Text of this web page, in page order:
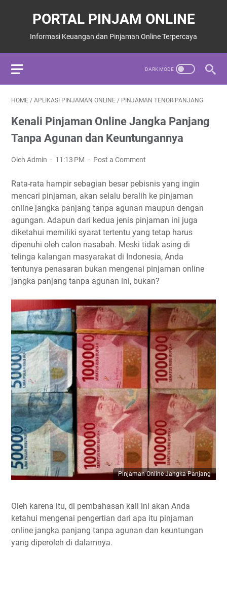
PORTAL PINJAM ONLINE
Informasi Keuangan dan Pinjaman Online Terpercaya
HOME / APLIKASI PINJAMAN ONLINE / PINJAMAN TENOR PANJANG
Kenali Pinjaman Online Jangka Panjang
Tanpa Agunan dan Keuntungannya
Oleh Admin 11:13 PM Post a Comment
Rata-rata hampir sebagian besar pebisnis yang ingin
mencari pinjaman, akan selalu beralih ke pinjaman
online jangka panjang tanpa agunan maupun dengan
agungan. Adapun dari kedua jenis pinjaman ini juga
diketahui memiliki syarat tertentu yang tetap harus
dipenuhi oleh calon nasabah. Meski tidak asing di
telinga kalangan masyarakat di Indonesia, Anda
tentunya penasaran bukan mengenai pinjaman online
jangka panjang tanpa agunan ini, bukan?
Pinjaman Online Jangka Panjang
Oleh karena itu, di pembahasan kali ini akan Anda
ketahui mengenai pengertian dari apa itu pinjaman
online jangka panjang tanpa agunan dan keuntungan
yang diperoleh di dalamnya.